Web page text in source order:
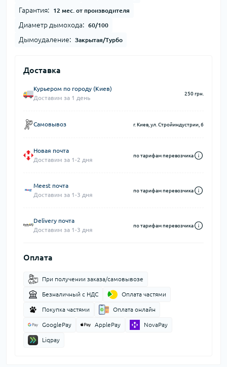
Гарантия: 12 мес. от производителя
Диаметр дымохода: 60/100
Дымоудаление: Закрытая/Турбо
Доставка
Курьером по городу (Киев)
Доставим за 1 день
250 грн.
Самовывоз г. Киев, ул. Стройиндустрии, 6
Новая почта
Доставим за 1-2 дня
по тарифам перевозчика
Meest почта
Доставим за 1-3 дня
по тарифам перевозчика
Delivery почта
Доставим за 1-3 дня
по тарифам перевозчика
Оплата
При получении заказа/самовывозе
Безналичный с НДС Оплата частями
Покупка частями Оплата онлайн
GooglePay ApplePay NovaPay
Liqpay